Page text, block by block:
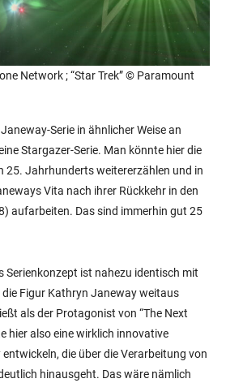
Network ; “Star Trek” © Paramount
Serie in ähnlicher Weise an
Stargazer-Serie. Man könnte hier die
25. Jahrhunderts weitererzählen und in
Vita nach ihrer Rückkehr in den
aufarbeiten. Das sind immerhin gut 25
Serienkonzept ist nahezu identisch mit
die Figur Kathryn Janeway weitaus
als der Protagonist von “The Next
hier also eine wirklich innovative
die über die Verarbeitung von
hinausgeht. Das wäre nämlich